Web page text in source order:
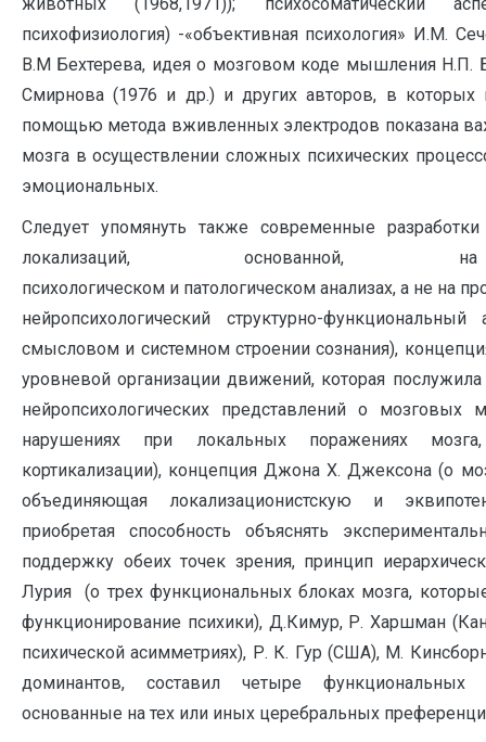
психофизиология) -«объективная психология» И.М.
В.М Бехтерева, идея о мозговом коде мышления Н.П.
Смирнова (1976 и др.) и других авторов, в
помощью метода вживленных электродов показана
мозга в осуществлении сложных психических
эмоциональных.
Следует упомянуть также современные
локализаций, основанной, на
психологическом и патологическом анализах, а не на
нейропсихологический структурно-
смысловом и системном строении сознания),
уровневой организации движений, которая
нейропсихологических представлений о
нарушениях при локальных поражениях
кортикализации), концепция Джона Х. Джексона (о
объединяющая локализационистскую и
приобретая способность объяснять
поддержку обеих точек зрения, принцип
Лурия (о трех функциональных блоках мозга,
функционирование психики), Д.Кимур, Р. Харшман
психической асимметриях), Р. К. Гур (США), М.
доминантов, составил четыре
основанные на тех или иных церебральных